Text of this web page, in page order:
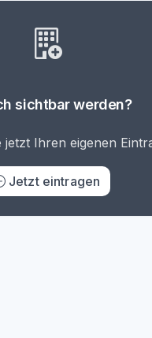
sichtbar werden?
jetzt Ihren eigenen
Jetzt eintragen